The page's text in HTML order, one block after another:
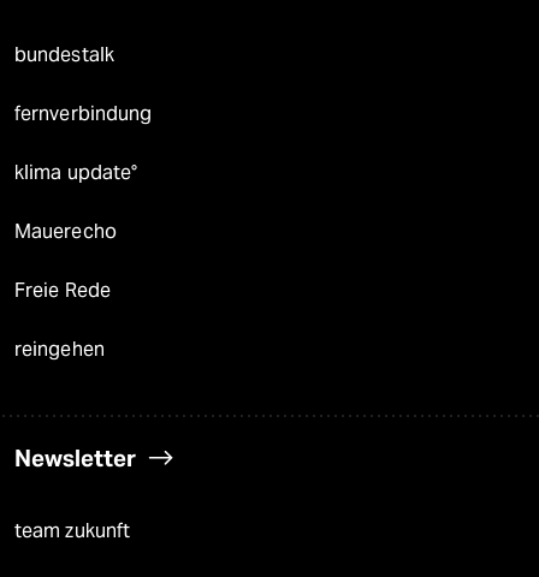
bundestalk
fernverbindung
klima update°
Mauerecho
Freie Rede
reingehen
Newsletter
team zukunft